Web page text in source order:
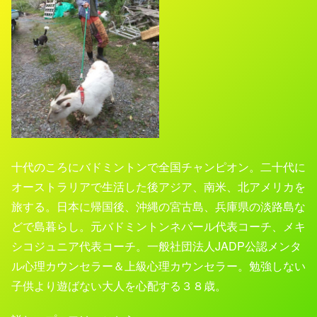
十代のころにバドミントンで全国チャンピオン。二十代に
オーストラリアで生活した後アジア、南米、北アメリカを
旅する。日本に帰国後、沖縄の宮古島、兵庫県の淡路島な
どで島暮らし。元バドミントンネパール代表コーチ、メキ
シコジュニア代表コーチ。一般社団法人JADP公認メンタ
ル心理カウンセラー＆上級心理カウンセラー。勉強しない
子供より遊ばない大人を心配する３８歳。